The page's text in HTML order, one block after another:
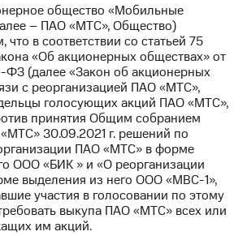
общество «Мобильные
– ПАО «МТС», Общество)
что в соответствии со статьей 75
«Об акционерных обществах» от
(далее «Закон об акционерных
с реорганизацией ПАО «МТС»,
голосующих акций ПАО «МТС»,
принятия Общим собранием
30.09.2021 г. решений по
ПАО «МТС» в форме
ООО «БИК » и «О реорганизации
выделения из него ООО «МВС-1»,
участия в голосовании по этому
выкупа ПАО «МТС» всех или
им акций.